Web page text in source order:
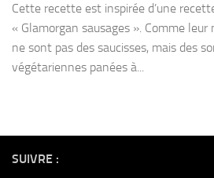
Cette recette est inspirée d’une
« Glamorgan sausages ». Comme leur
ne sont pas des saucisses, mais des
végétariennes panées à...
SUIVRE :